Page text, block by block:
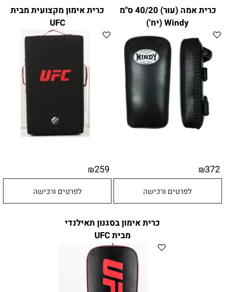
כרית אמה (עור) 40/20 ס"מ
Windy (יח')
₪372
לפרטים ורכישה
כרית אימון מקצועית מבית
UFC
₪259
לפרטים ורכישה
כרית אימון בסגנון תאילנדי
מבית UFC